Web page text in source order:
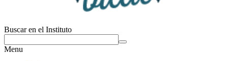
Buscar en el Instituto
Menu